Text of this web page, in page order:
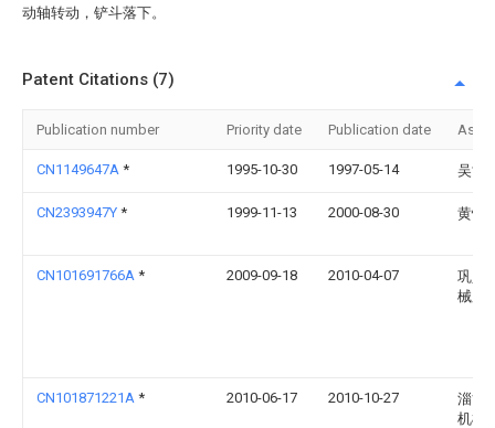
动轴转动，铲斗落下。
Patent Citations (7)
Publication number Priority date Publication date
CN1149647A * 1995-10-30 1997-05-14 吴世
CN2393947Y * 1999-11-13 2000-08-30 黄怀
CN101691766A * 2009-09-18 2010-04-07
巩义
械厂
CN101871221A * 2010-06-17 2010-10-27
淄博
机械